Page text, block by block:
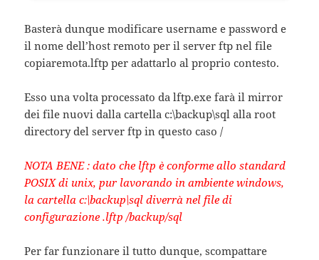
Basterà dunque modificare username e password e
il nome dell’host remoto per il server ftp nel file
copiaremota.lftp per adattarlo al proprio contesto.
Esso una volta processato da lftp.exe farà il mirror
dei file nuovi dalla cartella c:\backup\sql alla root
directory del server ftp in questo caso /
NOTA BENE : dato che lftp è conforme allo standard
POSIX di unix, pur lavorando in ambiente windows,
la cartella c:\backup\sql diverrà nel file di
configurazione .lftp /backup/sql
Per far funzionare il tutto dunque, scompattare